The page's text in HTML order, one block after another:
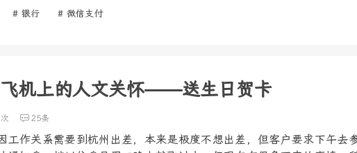
# 银行 # 微信支付
机上的人文关怀——送生日贺卡
25条
工作关系需要到杭州出差，本来是极度不想出差，但客户要求下午去